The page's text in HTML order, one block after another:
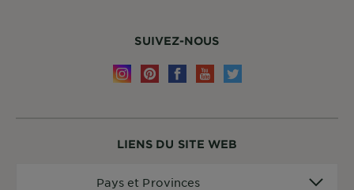
LIENS DU SITE WEB
Pays et Provinces
SUIVEZ-NOUS